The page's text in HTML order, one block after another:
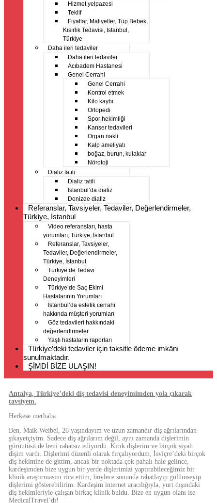
Hizmet yelpazesi
Teklif
Fiyatlar, Maliyetler, Tüp Bebek,
Kısırlık Tedavisi, İstanbul,
Türkiye
Daha ileri tedaviler
Daha ileri tedaviler
Acıbadem Hastanesi
Genel Cerrahi
Genel Cerrahi
Kontrol etmek
Kilo kaybı
Ortopedi
Spor hekimliği
Kanser tedavileri
Organ nakli
Kalp ameliyatı
boğaz, burun, kulaklar
Nöroloji
Dializ tatili
Dializ tatili
İstanbul’da dializ
Denizde dializ
Referanslar, Tavsiyeler, Tedaviler, Değerlendirmeler,
Türkiye, İstanbul
Video referansları, hasta
yorumları, Türkiye, İstanbul
Referanslar, Tavsiyeler,
Tedaviler, Değerlendirmeler,
Türkiye, İstanbul
Türkiye’de Tedavi
Deneyimleri
Türkiye’de Saç Ekimi
Hastalarının Yorumları
İstanbul’da estetik cerrahi
hakkında müşteri yorumları
Göz tedavileri hakkındaki
değerlendirmeler
Yaşlı hastaların raporları
Türkiye’deki tedaviler için taksitle ödeme imkânı
sunulmaktadır.
ŞİMDİ BİZE ULAŞIN!
Antalya, Türkiye’deki diş tedavisi deneyimimden yola çıkarak
tavsiyem.
Herkese merhaba
Ben, Maik Weibel, 26 yaşındayım ve uzun zamandır diş ağrılarından
şikayetçiyim. Sadece diş ağrılarım değil, aynı zamanda dişlerimin
görüntüsü de beni rahatsız ediyordu. Kırık dişlerim ve birçok siyah
dişim vardı. Dişlerimi düzenli olarak fırçalıyordum, İsviçre’deki birçok
diş hekimine de gittim, ancak bir noktada çok pahalı hale gelince,
kardeşimden bize uygun bir yerde dişlerimizi yaptırabileceğimiz bir
klinik araştırmasını rica ettim, böylece sonunda rahatlayıp gülümseyip
dişlerimi gösterebilirim. Kardeşim internet aracılığıyla, yurt dışındaki
diş hekimleriyle çalışan birkaç klinik buldu. Bize en uygun olanı ise
MedicalTravel’dı!